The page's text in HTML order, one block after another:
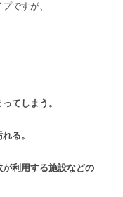
ですが、
てしまう。
る。
が利用する施設などの